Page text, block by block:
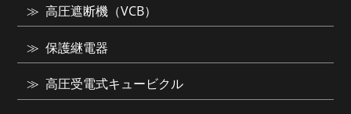
高圧遮断機（VCB）
保護継電器
高圧受電式キュービクル